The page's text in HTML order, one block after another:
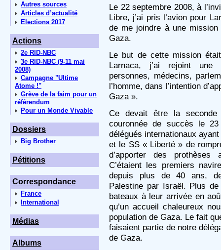
Autres sources
Articles d’actualité
Elections 2017
Actions
2e RID-NBC
3e RID-NBC (9-11 mai
2008)
Campagne "Ultime
Atome !"
Grève de la faim pour un
référendum
Pour un Monde Vivable
Dossiers
Big Brother
Pétitions
Correspondance
France
International
Médias
Albums
Le 22 septembre 2008, à
Libre, j’ai pris l’avion pour
de me joindre à une
Gaza.
Le but de cette mission
Larnaca, j’ai rejoint une
personnes, médecins,
l’homme, dans l’intention
Gaza ».
Ce devait être la
couronnée de succès le
délégués internationaux
et le SS « Liberté » de
d’apporter des prothèses
C’étaient les premiers
depuis plus de 40 ans,
Palestine par Israël. Plus
bateaux à leur arrivée en
qu’un accueil chaleureux
population de Gaza. Le fait
faisaient partie de notre
de Gaza.